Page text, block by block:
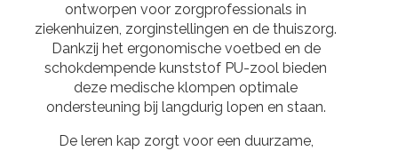
ontworpen voor zorgprofessionals in
ziekenhuizen, zorginstellingen en de thuiszorg.
Dankzij het ergonomische voetbed en de
schokdempende kunststof PU-zool bieden
deze medische klompen optimale
ondersteuning bij langdurig lopen en staan.
De leren kap zorgt voor een duurzame,